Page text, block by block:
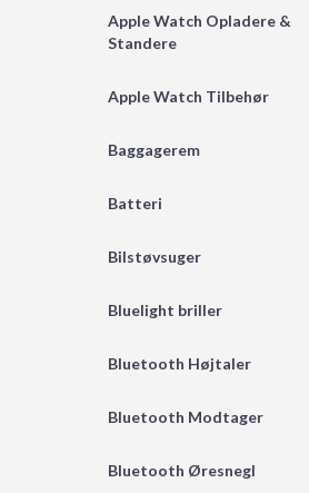
Apple Watch Opladere &
Standere
Apple Watch Tilbehør
Baggagerem
Batteri
Bilstøvsuger
Bluelight briller
Bluetooth Højtaler
Bluetooth Modtager
Bluetooth Øresnegl